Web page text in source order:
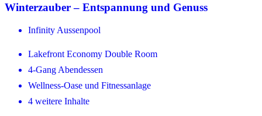
Winterzauber – Entspannung und Genuss
Infinity Aussenpool
Lakefront Economy Double Room
4-Gang Abendessen
Wellness-Oase und Fitnessanlage
4 weitere Inhalte